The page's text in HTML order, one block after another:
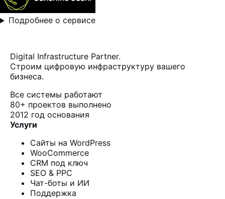
Подробнее о сервисе
Digital Infrastructure Partner.
Строим цифровую инфраструктуру вашего
бизнеса.
Все системы работают
80+ проектов выполнено
2012 год основания
Услуги
Сайты на WordPress
WooCommerce
CRM под ключ
SEO & PPC
Чат-боты и ИИ
Поддержка